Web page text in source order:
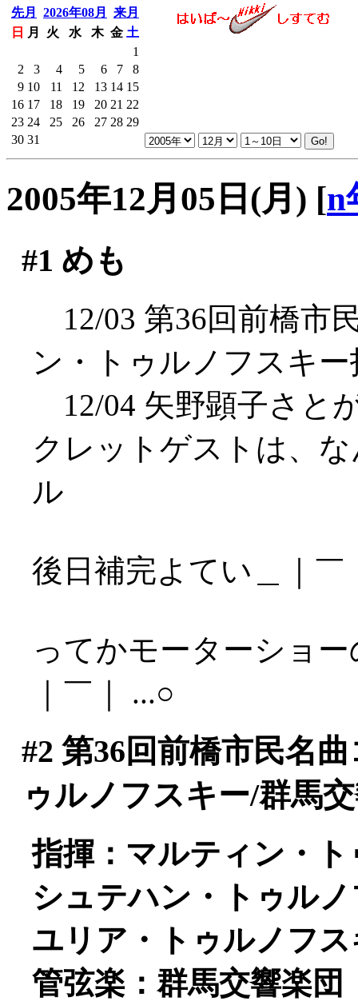
先月 2026年08月
来月
日
月 火 水 木 金 土
1
2
3 4 5 6 7
8
9 10 11 12 13 14 15
16 17 18 19 20 21 22
23 24 25 26 27 28 29
30 31
2005年12月05日(月) [n
#1 めも
12/03 第36回前橋市
ン・トゥルノフスキ
12/04 矢野顕子さと
クレットゲストは、
ル
後日補完よてい＿｜￣
ってかモーターショ
｜￣｜ ...○
#2 第36回前橋市民名
ゥルノフスキー/群馬
指揮：マルティン・
シュテハン・トゥル
ユリア・トゥルノフ
管弦楽：群馬交響楽団